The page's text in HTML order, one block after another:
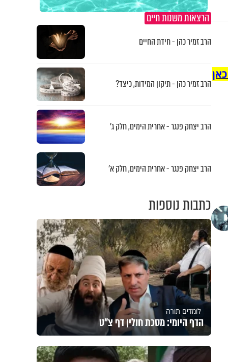
הרצאות משנות חיים
הרב זמיר כהן - חידת החיים
הרב זמיר כהן - תיקון המידות, כיצד?
הרב יצחק פנגר - אחרית הימים, חלק ג’
הרב יצחק פנגר - אחרית הימים, חלק א’
כתבות נוספות
לומדים תורה
הדף היומי: מסכת חולין דף צ"ט